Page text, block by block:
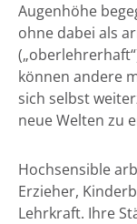
Augenhöhe
ohne dabei als
können andere
sich selbst
neue Welten zu
Hochsensible
Erzieher,
Lehrkraft. Ihre